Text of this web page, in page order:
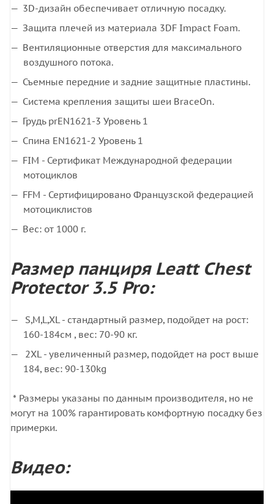
3D-дизайн обеспечивает отличную посадку.
Защита плечей из материала 3DF Impact Foam.
Вентиляционные отверстия для максимального
воздушного потока.
Съемные передние и задние защитные пластины.
Система крепления защиты шеи BraceOn.
Грудь prEN1621-3 Уровень 1
Спина EN1621-2 Уровень 1
FIM - Сертификат Международной федерации
мотоциклов
FFM - Сертифицировано Французской федерацией
мотоциклистов
Вес: от 1000 г.
Размер панциря Leatt Chest
Protector 3.5 Pro:
S,M,L,XL - стандартный размер, подойдет на рост:
160-184см , вес: 70-90 кг.
2XL - увеличенный размер, подойдет на рост выше
184, вес: 90-130kg
* Размеры указаны по данным производителя, но не
могут на 100% гарантировать комфортную посадку без
примерки.
Видео: